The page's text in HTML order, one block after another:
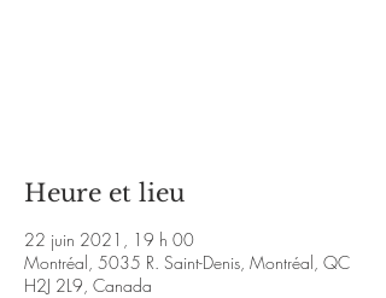
Heure et lieu
22 juin 2021, 19 h 00
Montréal, 5035 R. Saint-Denis, Montréal, QC
H2J 2L9, Canada